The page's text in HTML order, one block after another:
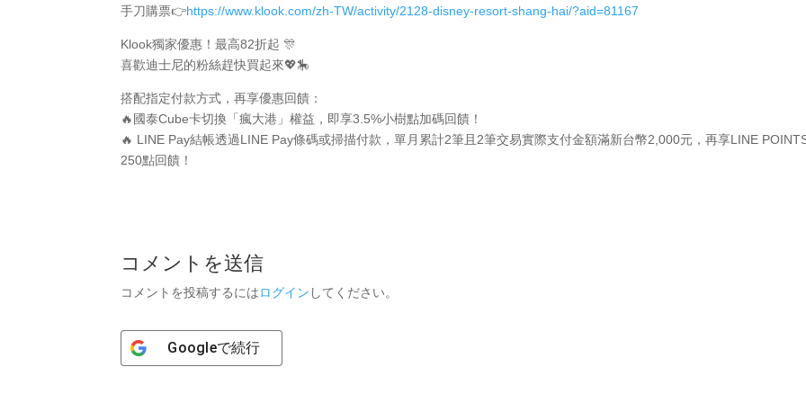
手刀購票👉https://www.klook.com/zh-TW/activity/2128-disney-resort-shang-hai/?aid=81167
Klook獨家優惠！最高82折起 🎊
喜歡迪士尼的粉絲趕快買起來💖🎠
搭配指定付款方式，再享優惠回饋：
🔥國泰Cube卡切換「瘋大港」權益，即享3.5%小樹點加碼回饋！
🔥 LINE Pay結帳透過LINE Pay條碼或掃描付款，單月累計2筆且2筆交易實際支付金額滿新台幣2,000元，再享LINE
250點回饋！
コメントを送信
コメントを投稿するにはログイン してください。
Googleで続行